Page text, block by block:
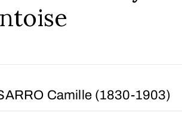
Camille (1830-1903)